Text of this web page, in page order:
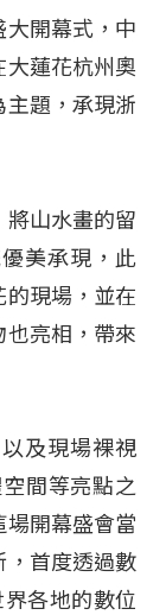
大開幕式，中
大蓮花杭州奧
主題，承現浙
將山水畫的留
美承現，此
的現場，並在
亮相，帶來
及現場裸視
間等亮點之
場開幕盛會當
，首度透過數
各地的數位